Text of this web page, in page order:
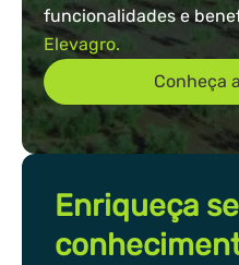
funcionalidades e
Elevagro.
Conheça
Enriqueça